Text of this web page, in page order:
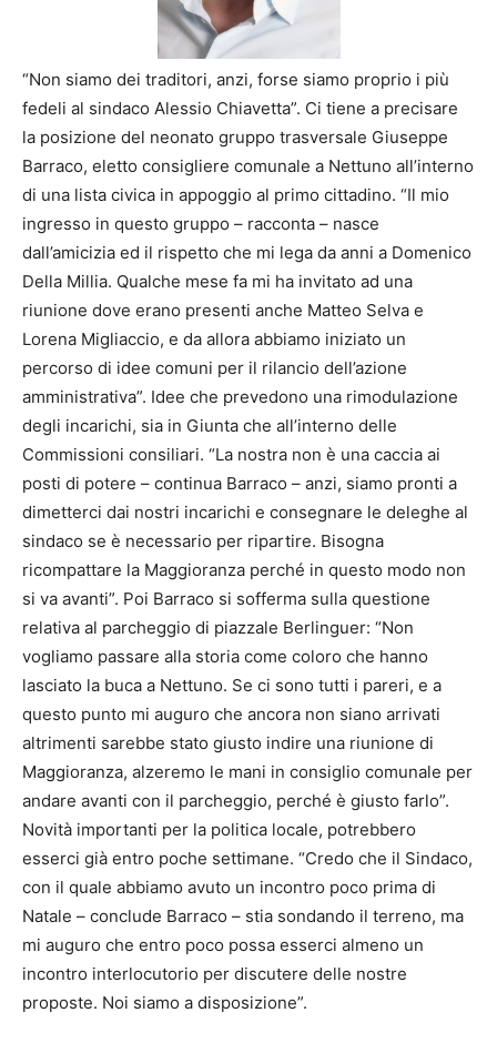
“Non siamo dei traditori, anzi, forse siamo proprio i più
fedeli al sindaco Alessio Chiavetta”. Ci tiene a precisare
la posizione del neonato gruppo trasversale Giuseppe
Barraco, eletto consigliere comunale a Nettuno all’interno
di una lista civica in appoggio al primo cittadino. “Il mio
ingresso in questo gruppo – racconta – nasce
dall’amicizia ed il rispetto che mi lega da anni a Domenico
Della Millia. Qualche mese fa mi ha invitato ad una
riunione dove erano presenti anche Matteo Selva e
Lorena Migliaccio, e da allora abbiamo iniziato un
percorso di idee comuni per il rilancio dell’azione
amministrativa”. Idee che prevedono una rimodulazione
degli incarichi, sia in Giunta che all’interno delle
Commissioni consiliari. “La nostra non è una caccia ai
posti di potere – continua Barraco – anzi, siamo pronti a
dimetterci dai nostri incarichi e consegnare le deleghe al
sindaco se è necessario per ripartire. Bisogna
ricompattare la Maggioranza perché in questo modo non
si va avanti”. Poi Barraco si sofferma sulla questione
relativa al parcheggio di piazzale Berlinguer: “Non
vogliamo passare alla storia come coloro che hanno
lasciato la buca a Nettuno. Se ci sono tutti i pareri, e a
questo punto mi auguro che ancora non siano arrivati
altrimenti sarebbe stato giusto indire una riunione di
Maggioranza, alzeremo le mani in consiglio comunale per
andare avanti con il parcheggio, perché è giusto farlo”.
Novità importanti per la politica locale, potrebbero
esserci già entro poche settimane. “Credo che il Sindaco,
con il quale abbiamo avuto un incontro poco prima di
Natale – conclude Barraco – stia sondando il terreno, ma
mi auguro che entro poco possa esserci almeno un
incontro interlocutorio per discutere delle nostre
proposte. Noi siamo a disposizione”.